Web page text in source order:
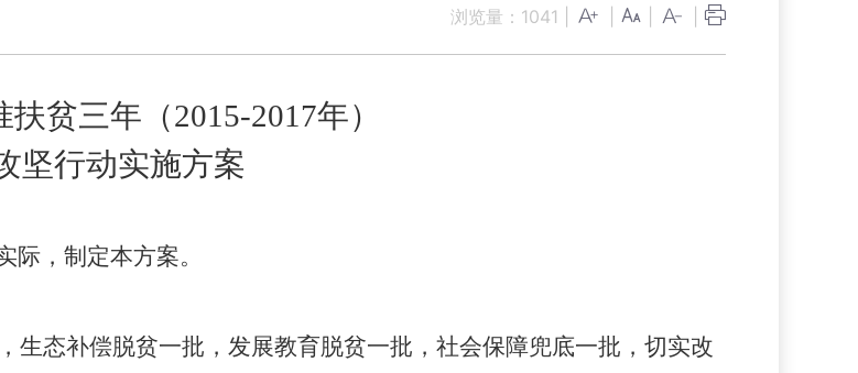
浏览量： 1041
扶贫三年（2015-2017年）
坚行动实施方案
，制定本方案。
生态补偿脱贫一批，发展教育脱贫一批，社会保障兜底一批，切实改